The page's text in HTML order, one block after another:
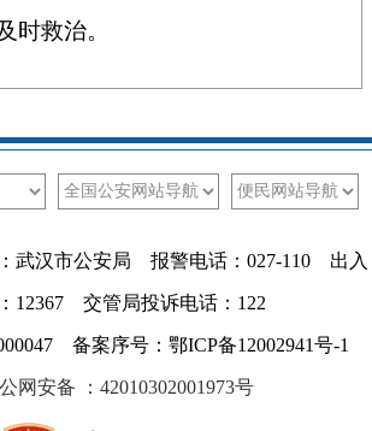
时救治。
武汉市公安局 报警电话：027-110 出入
12367 交管局投诉电话：122
备案序号：鄂ICP备12002941号-1
网安备 ：42010302001973号